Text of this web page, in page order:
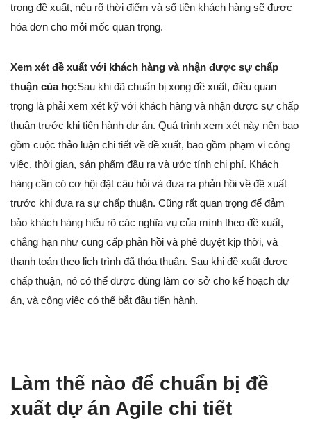
trong đề xuất, nêu rõ thời điểm và số tiền khách hàng sẽ được
hóa đơn cho mỗi mốc quan trọng.
Xem xét đề xuất với khách hàng và nhận được sự chấp
thuận của họ:Sau khi đã chuẩn bị xong đề xuất, điều quan
trọng là phải xem xét kỹ với khách hàng và nhận được sự chấp
thuận trước khi tiến hành dự án. Quá trình xem xét này nên bao
gồm cuộc thảo luận chi tiết về đề xuất, bao gồm phạm vi công
việc, thời gian, sản phẩm đầu ra và ước tính chi phí. Khách
hàng cần có cơ hội đặt câu hỏi và đưa ra phản hồi về đề xuất
trước khi đưa ra sự chấp thuận. Cũng rất quan trọng để đảm
bảo khách hàng hiểu rõ các nghĩa vụ của mình theo đề xuất,
chẳng hạn như cung cấp phản hồi và phê duyệt kịp thời, và
thanh toán theo lịch trình đã thỏa thuận. Sau khi đề xuất được
chấp thuận, nó có thể được dùng làm cơ sở cho kế hoạch dự
án, và công việc có thể bắt đầu tiến hành.
Làm thế nào để chuẩn bị đề
xuất dự án Agile chi tiết